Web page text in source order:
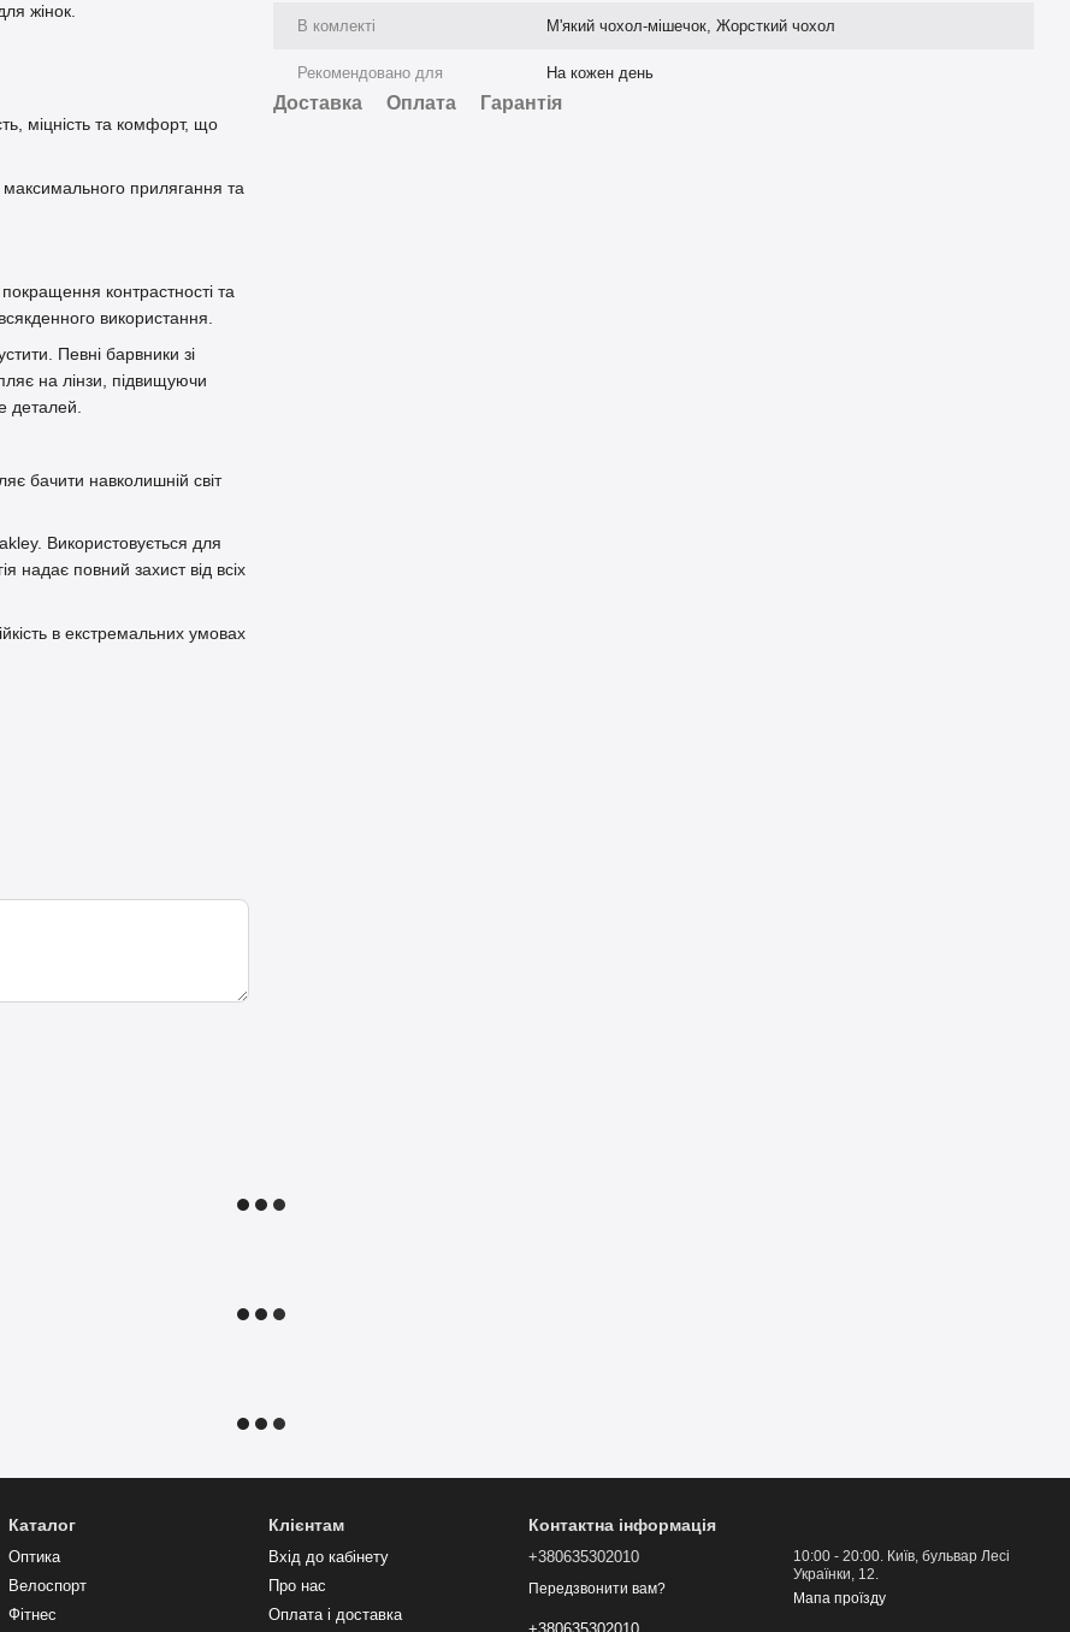
жінок.
міцність та комфорт, що
прилягання та
контрастності та
використання.
Певні барвники зі
на лінзи, підвищуючи
деталей.
бачити навколишній світ
Використовується для
надає повний захист від всіх
в екстремальних умовах
В комлекті М'який чохол-мішечок, Жорсткий чохол
Рекомендовано для На кожен день
Доставка Оплата Гарантія
Каталог
Оптика
Велоспорт
Фітнес
Клієнтам
Вхід до кабінету
Про нас
Оплата і доставка
Контактна інформація
+380635302010
Передзвонити вам?
10:00 - 20:00. Київ, бульвар Лесі
Українки, 12.
Мапа проїзду